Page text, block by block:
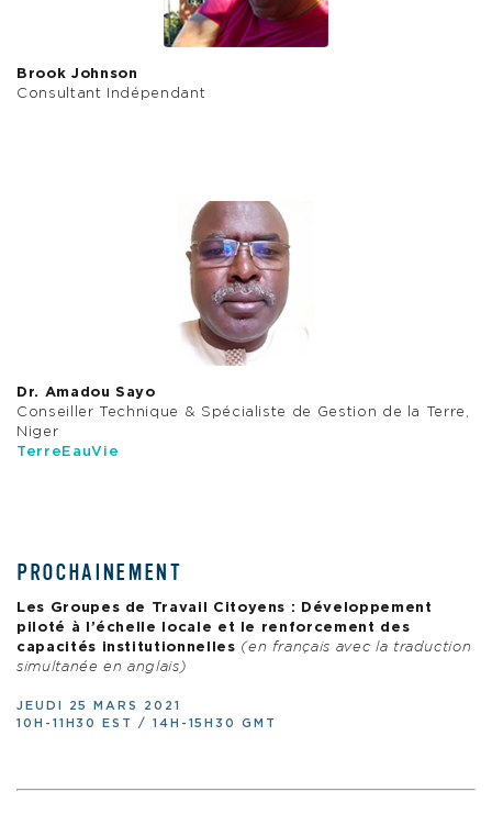
Brook Johnson
Consultant Indépendant
Dr. Amadou Sayo
Conseiller Technique & Spécialiste de Gestion de la Terre,
Niger
TerreEauVie
PROCHAINEMENT
Les Groupes de Travail Citoyens : Développement
piloté à l’échelle locale et le renforcement des
capacités institutionnelles (en français avec la traduction
simultanée en anglais)
JEUDI 25 MARS 2021
10H-11H30 EST / 14H-15H30 GMT